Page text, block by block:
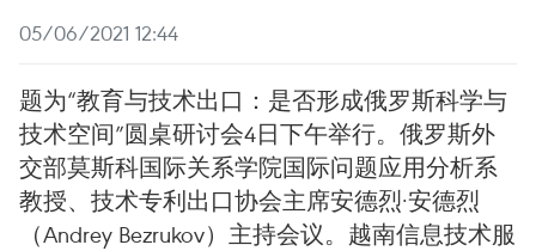
05/06/2021 12:44
题为“教育与技术出口：是否形成俄罗斯科学与
技术空间”圆桌研讨会4日下午举行。俄罗斯外
交部莫斯科国际关系学院国际问题应用分析系
教授、技术专利出口协会主席安德烈·安德烈
（Andrey Bezrukov）主持会议。越南信息技术服